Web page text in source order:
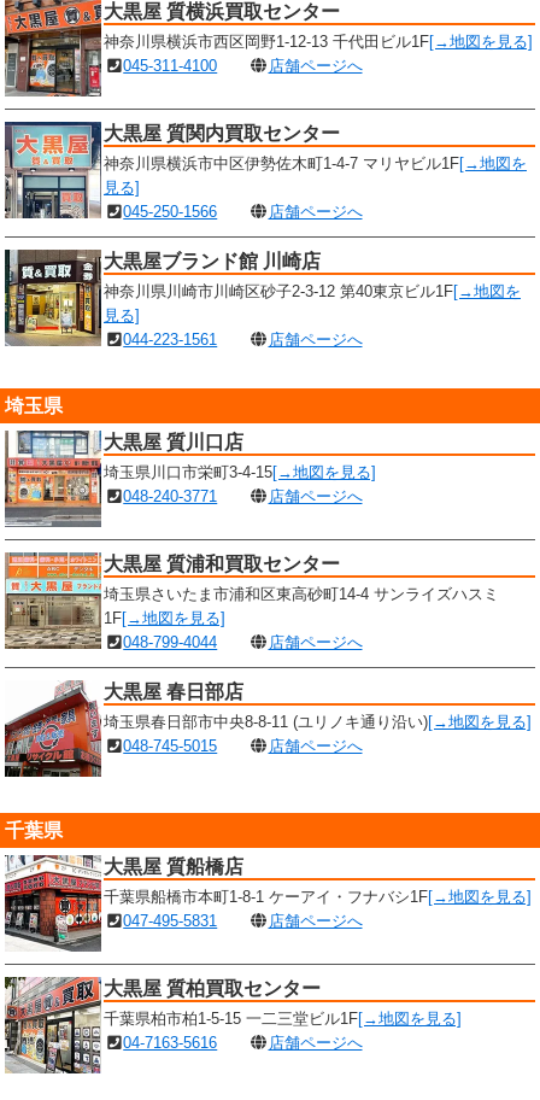
大黒屋 質横浜買取センター
神奈川県横浜市西区岡野1-12-13 千代田ビル1F[→地図を見る]
045-311-4100
店舗ページへ
大黒屋 質関内買取センター
神奈川県横浜市中区伊勢佐木町1-4-7 マリヤビル1F[→地図を
見る]
045-250-1566
店舗ページへ
大黒屋ブランド館 川崎店
神奈川県川崎市川崎区砂子2-3-12 第40東京ビル1F[→地図を
見る]
044-223-1561
店舗ページへ
埼玉県
大黒屋 質川口店
埼玉県川口市栄町3-4-15[→地図を見る]
048-240-3771
店舗ページへ
大黒屋 質浦和買取センター
埼玉県さいたま市浦和区東高砂町14-4 サンライズハスミ
1F[→地図を見る]
048-799-4044
店舗ページへ
大黒屋 春日部店
埼玉県春日部市中央8-8-11 (ユリノキ通り沿い)[→地図を見る]
048-745-5015
店舗ページへ
千葉県
大黒屋 質船橋店
千葉県船橋市本町1-8-1 ケーアイ・フナバシ1F[→地図を見る]
047-495-5831
店舗ページへ
大黒屋 質柏買取センター
千葉県柏市柏1-5-15 一二三堂ビル1F[→地図を見る]
04-7163-5616
店舗ページへ